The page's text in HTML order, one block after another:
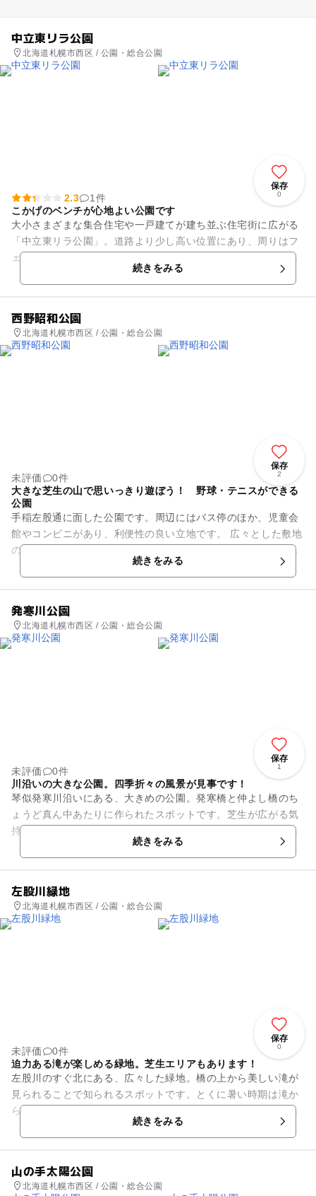
中立東リラ公園
北海道札幌市西区 / 公園・総合公園
保存
0
2.3
1件
こかげのベンチが心地よい公園です
大小さまざまな集合住宅や一戸建てが建ち並ぶ住宅街に広がる
「中立東リラ公園」。道路より少し高い位置にあり、周りはフ
ェンスで囲まれていて車の往来が近くに感じられず安心感があ
続きをみる
西野昭和公園
北海道札幌市西区 / 公園・総合公園
保存
2
未評価
0件
大きな芝生の山で思いっきり遊ぼう！ 野球・テニスができる
公園
手稲左股通に面した公園です。周辺にはバス停のほか、児童会
館やコンビニがあり、利便性の良い立地です。 広々とした敷地
の大部分はテニスコート・少年野球場で占められています。ど
続きをみる
発寒川公園
北海道札幌市西区 / 公園・総合公園
保存
1
未評価
0件
川沿いの大きな公園。四季折々の風景が見事です！
琴似発寒川沿いにある、大きめの公園。発寒橋と仲よし橋のち
ょうど真ん中あたりに作られたスポットです。芝生が広がる気
持ちのいい場所で、さまざまな樹木が見られます。春は桜、秋
は紅葉と、四季折々の風景を...続きをみる
左股川緑地
北海道札幌市西区 / 公園・総合公園
保存
0
未評価
0件
迫力ある滝が楽しめる緑地。芝生エリアもあります！
左股川のすぐ北にある、広々した緑地。橋の上から美しい滝が
見られることで知られるスポットです。とくに暑い時期は滝か
らのしぶきが心地よく、子どもと一緒に楽しい時間を過ごせる
続きをみる
山の手太陽公園
北海道札幌市西区 / 公園・総合公園